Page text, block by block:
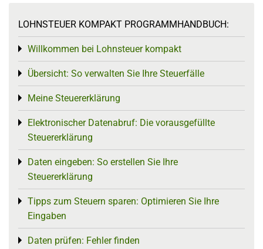
LOHNSTEUER KOMPAKT PROGRAMMHANDBUCH:
Willkommen bei Lohnsteuer kompakt
Toggle menu
Übersicht: So verwalten Sie Ihre Steuerfälle
Toggle menu
Meine Steuererklärung
Toggle menu
Elektronischer Datenabruf: Die vorausgefüllte
Steuererklärung
Toggle menu
Daten eingeben: So erstellen Sie Ihre
Steuererklärung
Toggle menu
Tipps zum Steuern sparen: Optimieren Sie Ihre
Eingaben
Toggle menu
Daten prüfen: Fehler finden
Toggle menu